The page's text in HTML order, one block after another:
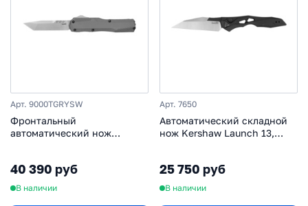
Арт. 9000TGRYSW
Фронтальный
автоматический нож
алюминий, серый
40 390 руб
В наличии
Арт. 7650
Автоматический складной
нож Kershaw Launch 13,
25 750 руб
В наличии